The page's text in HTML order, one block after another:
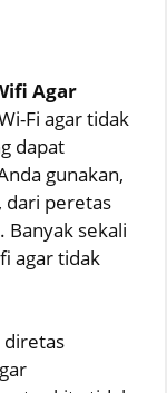
Agar
Fi agar tidak
dapat
gunakan,
dari peretas
sekali
agar tidak
diretas